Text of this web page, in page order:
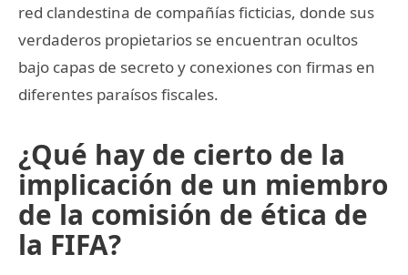
red clandestina de compañías ficticias, donde sus
verdaderos propietarios se encuentran ocultos
bajo capas de secreto y conexiones con firmas en
diferentes paraísos fiscales.
¿Qué hay de cierto de la
implicación de un miembro
de la comisión de ética de
la FIFA?